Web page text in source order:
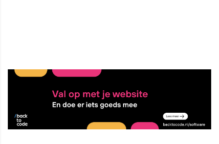
10 mrt 2024, 12:55
Delen